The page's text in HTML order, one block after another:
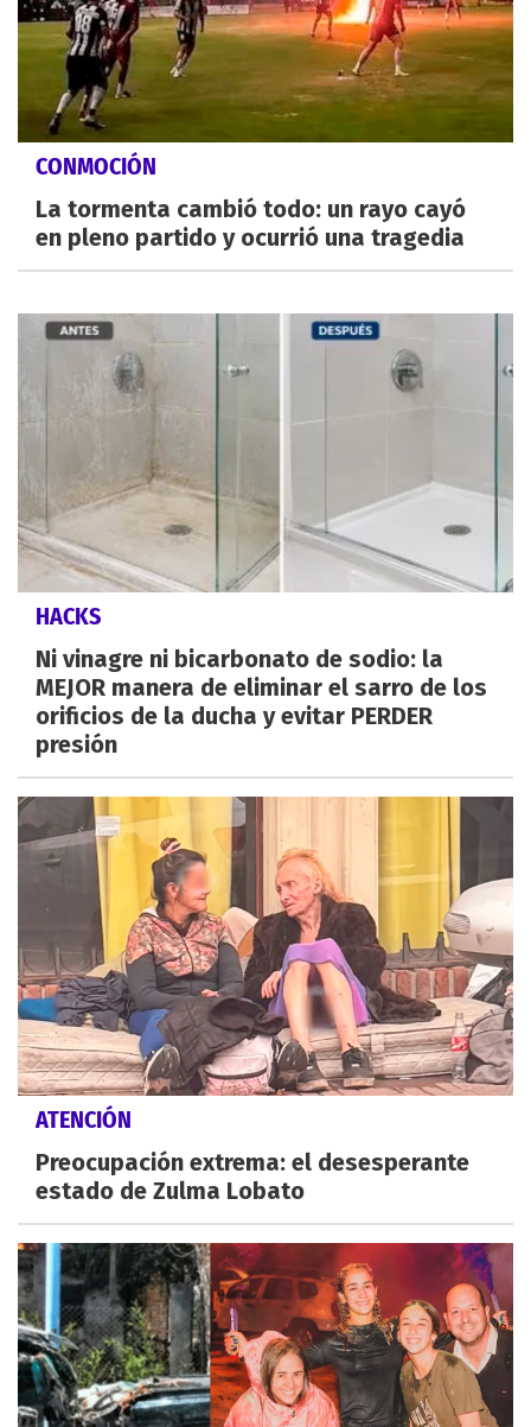
CONMOCIÓN
La tormenta cambió todo: un rayo cayó
en pleno partido y ocurrió una tragedia
HACKS
Ni vinagre ni bicarbonato de sodio: la
MEJOR manera de eliminar el sarro de los
orificios de la ducha y evitar PERDER
presión
ATENCIÓN
Preocupación extrema: el desesperante
estado de Zulma Lobato